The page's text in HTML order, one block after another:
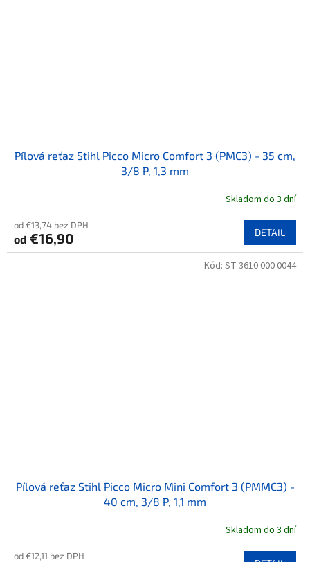
Pílová reťaz Stihl Picco Micro Comfort 3 (PMC3) - 35 cm,
3/8 P, 1,3 mm
Skladom do 3 dní
od €13,74 bez DPH
od €16,90 DETAIL
Pílová reťaz Stihl Picco Micro Mini Comfort 3 (PMMC3) -
40 cm, 3/8 P, 1,1 mm
Skladom do 3 dní
od €12,11 bez DPH
Kód: ST-3610 000 0044